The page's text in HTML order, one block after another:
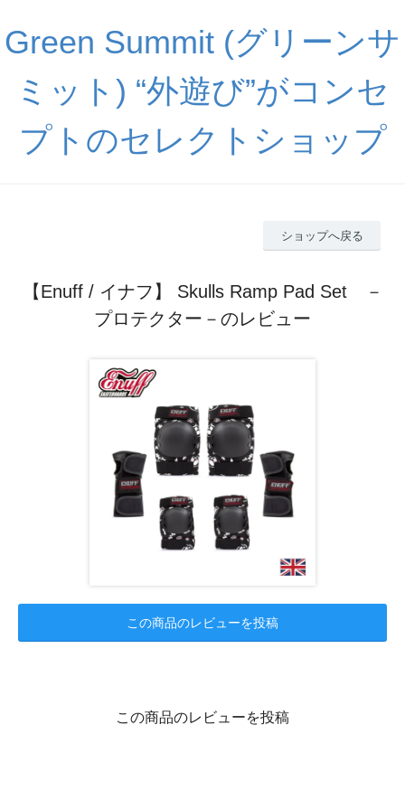
Green Summit (グリーンサ
ミット) “外遊び”がコンセ
プトのセレクトショップ
ショップへ戻る
【Enuff / イナフ】 Skulls Ramp Pad Set －
プロテクター－のレビュー
この商品のレビューを投稿
この商品のレビューを投稿